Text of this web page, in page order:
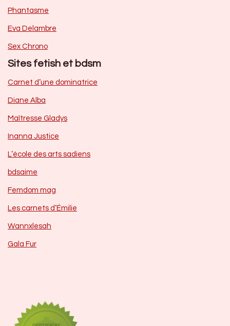
Phantasme
Eva Delambre
Sex Chrono
Sites fetish et bdsm
Carnet d’une dominatrice
Diane Alba
Maîtresse Gladys
Inanna Justice
L’école des arts sadiens
bdsaime
Femdom mag
Les carnets d’Émilie
Wannxlesah
Gala Fur